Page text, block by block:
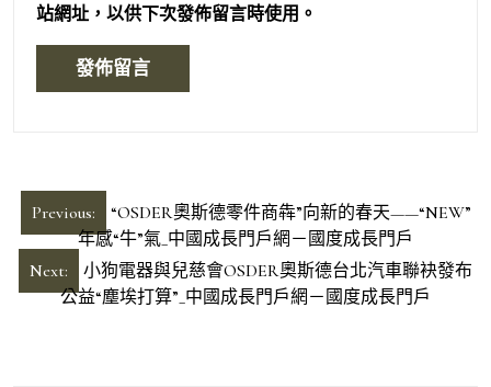
站網址，以供下次發佈留言時使用。
文
章
導
Previous:
“OSDER奧斯德零件商犇”向新的春天——“NEW”
年感“牛”氣_中國成長門戶網－國度成長門戶
Next:
小狗電器與兒慈會OSDER奧斯德台北汽車聯袂發布
公益“塵埃打算”_中國成長門戶網－國度成長門戶